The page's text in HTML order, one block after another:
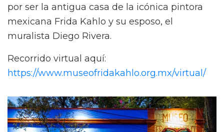
por ser la antigua casa de la icónica pintora
mexicana Frida Kahlo y su esposo, el
muralista Diego Rivera.
Recorrido virtual aquí:
https://www.museofridakahlo.org.mx/virtual/